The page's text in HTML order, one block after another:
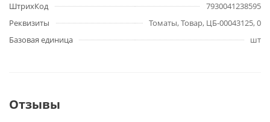
ШтрихКод
7930041238595
Реквизиты
Томаты, Товар, ЦБ-00043125, 0
Базовая единица
шт
Отзывы